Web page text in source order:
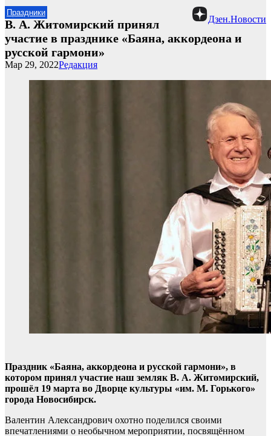
Праздники
Дзен.Новости
В. А. Житомирский принял
участие в празднике «Баяна, аккордеона и
русской гармони»
Редакция
Мар 29, 2022
Праздник «Баяна, аккордеона и русской гармони», в
котором принял участие наш земляк В. А. Житомирский,
прошёл 19 марта во Дворце культуры «им. М. Горького»
города Новосибирск.
Валентин Александрович охотно поделился своими
впечатлениями о необычном мероприятии, посвящённом